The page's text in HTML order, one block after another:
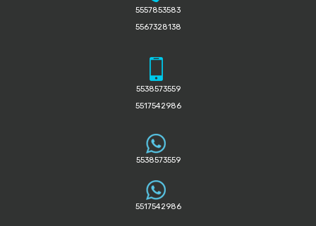
5557853583
5567328138
5538573559
5517542986
5538573559
5517542986